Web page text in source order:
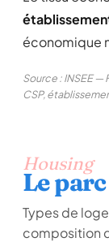
économique
Source : INSEE
CSP,
Housing
Le
Types de
composition